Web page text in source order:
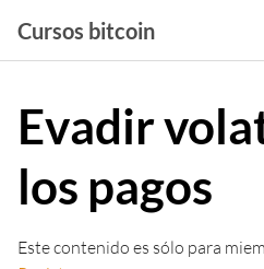
contenido
Cursos bitcoin
Evadir
los pagos
Este contenido es sólo para